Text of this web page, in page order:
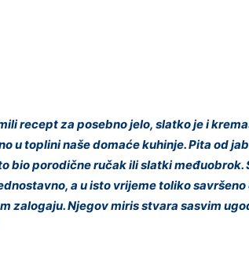
recept za posebno jelo, slatko je i
u toplini naše domaće kuhinje. Pita od
bio porodične ručak ili slatki međuobrok.
a u isto vrijeme toliko
zalogaju. Njegov miris stvara sasvim